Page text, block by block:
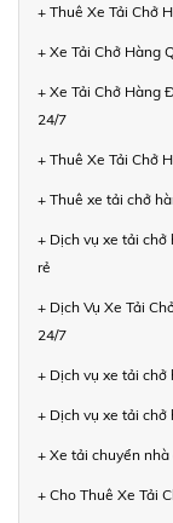
+ Thuê Xe Tải Chở
+ Xe Tải Chở Hàng
+ Xe Tải Chở Hàng
24/7
+ Thuê Xe Tải Chở
+ Thuê xe tải chở
+ Dịch vụ xe tải chở
rẻ
+ Dịch Vụ Xe Tải
24/7
+ Dịch vụ xe tải chở
+ Dịch vụ xe tải chở
+ Xe tải chuyển
+ Cho Thuê Xe Tải